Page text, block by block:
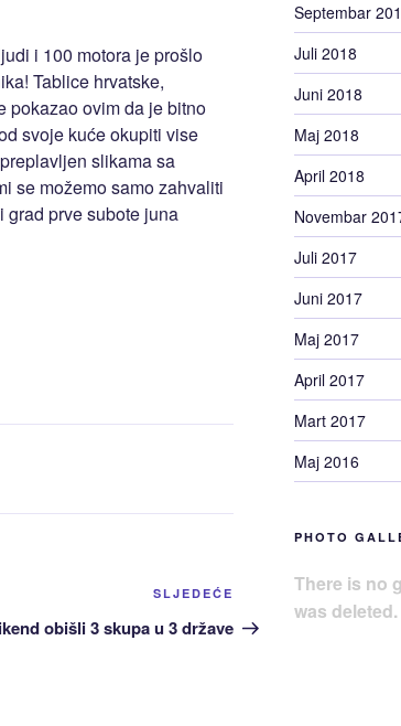
i 100 motora je prošlo
Tablice hrvatske,
ovim da je bitno
svoje kuće okupiti vise
slikama sa
se možemo samo zahvaliti
grad prve subote juna
Sljedeća
Objava
SLJEDEĆE
obišli 3 skupa u 3 države
Septembar
Juli 2018
Juni 2018
Maj 2018
April 2018
Novembar
Juli 2017
Juni 2017
Maj 2017
April 2017
Mart 2017
Maj 2016
PHOTO
There is no
was deleted.